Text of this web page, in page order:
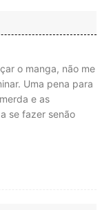
o manga, não me
Uma pena para
e as
se fazer senão